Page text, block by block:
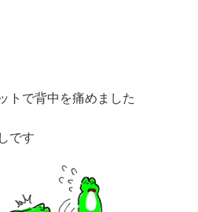
トで背中を痛めました
です